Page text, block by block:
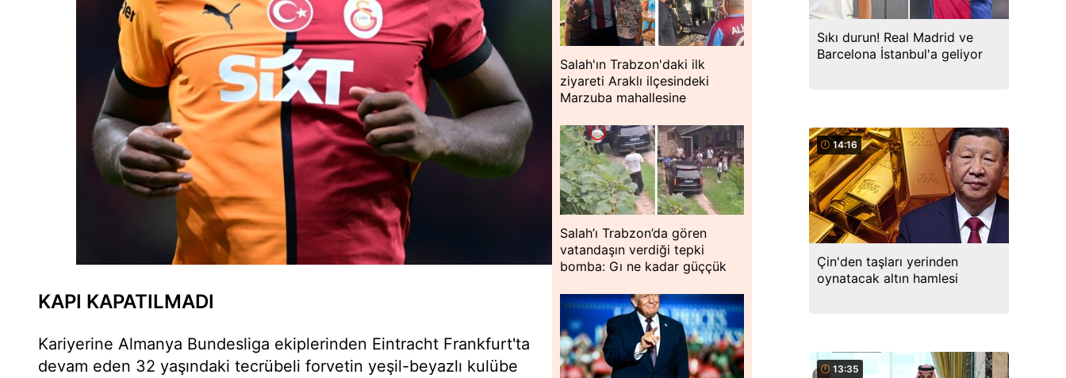
KAPI KAPATILMADI
Kariyerine Almanya Bundesliga ekiplerinden Eintracht Frankfurt'ta
devam eden 32 yaşındaki tecrübeli forvetin yeşil-beyazlı kulübe
Salah'ın Trabzon'daki ilk
ziyareti Araklı ilçesindeki
Marzuba mahallesine
Salah’ı Trabzon’da gören
vatandaşın verdiği tepki
bomba: Gı ne kadar güççük
Sıkı durun! Real Madrid ve
Barcelona İstanbul'a geliyor
14:16
Çin'den taşları yerinden
oynatacak altın hamlesi
13:35